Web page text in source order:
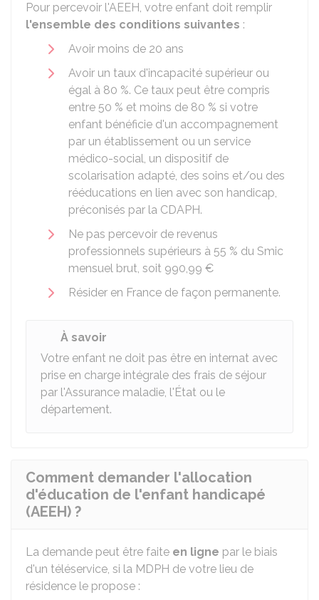
Pour percevoir l'AEEH, votre enfant doit remplir
l'ensemble des conditions suivantes :
Avoir moins de 20 ans
Avoir un taux d'incapacité supérieur ou
égal à 80 %. Ce taux peut être compris
entre 50 % et moins de 80 % si votre
enfant bénéficie d'un accompagnement
par un établissement ou un service
médico-social, un dispositif de
scolarisation adapté, des soins et/ou des
rééducations en lien avec son handicap,
préconisés par la CDAPH.
Ne pas percevoir de revenus
professionnels supérieurs à 55 % du Smic
mensuel brut, soit 990,99 €
Résider en France de façon permanente.
À savoir
Votre enfant ne doit pas être en internat avec
prise en charge intégrale des frais de séjour
par l'Assurance maladie, l'État ou le
département.
Comment demander l'allocation
d'éducation de l'enfant handicapé
(AEEH) ?
La demande peut être faite en ligne par le biais
d'un téléservice, si la MDPH de votre lieu de
résidence le propose :